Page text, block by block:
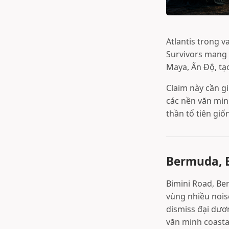
Atlantis trong
Survivors
Maya, Ấn Độ,
Claim này cần
các nền văn
thần tổ tiên
Bermuda,
Bimini Road,
vùng nhiều
dismiss đại
văn minh